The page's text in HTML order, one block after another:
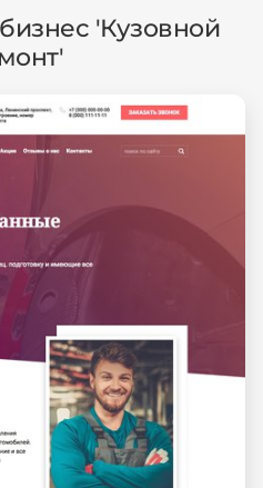
'Кузовной